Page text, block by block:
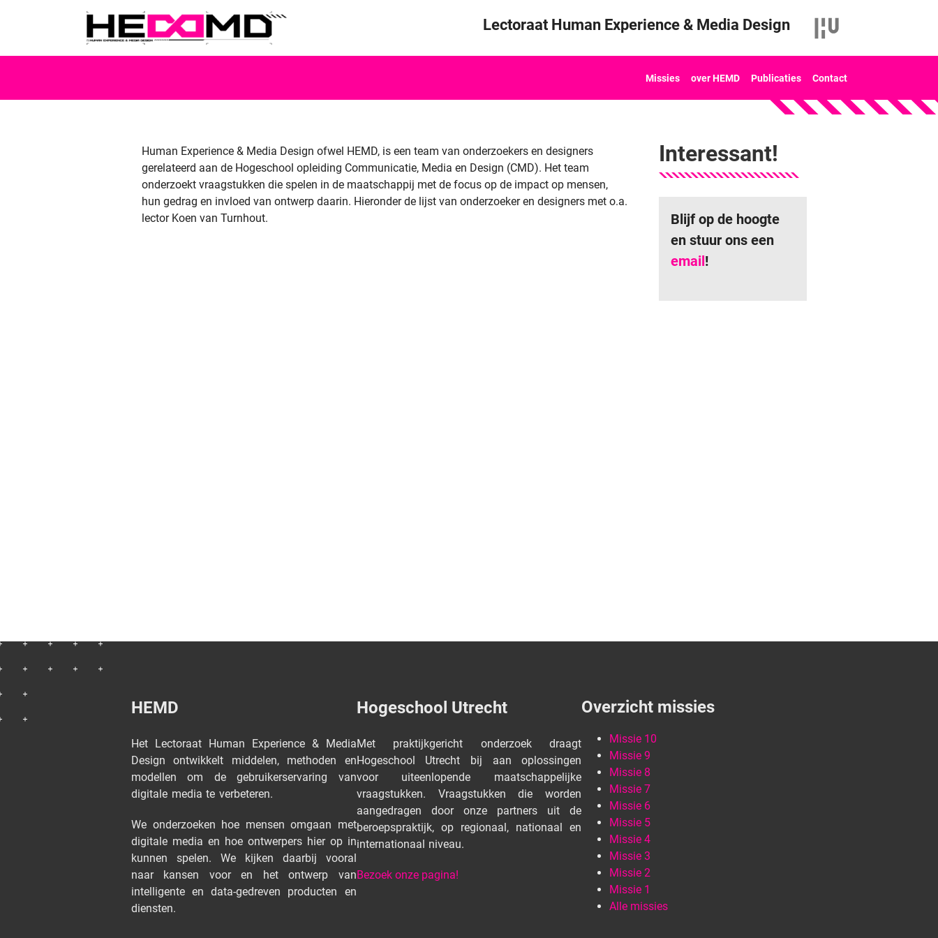
Lectoraat Human Experience & Media Design
Missies over HEMD Publicaties Contact
Human Experience & Media Design ofwel HEMD, is een team van onderzoekers en designers
gerelateerd aan de Hogeschool opleiding Communicatie, Media en Design (CMD). Het team
onderzoekt vraagstukken die spelen in de maatschappij met de focus op de impact op mensen,
hun gedrag en invloed van ontwerp daarin. Hieronder de lijst van onderzoeker en designers met o.a.
lector Koen van Turnhout.
Interessant!
Blijf op de hoogte
en stuur ons een
email!
HEMD
Het Lectoraat Human Experience & Media
Design ontwikkelt middelen, methoden en
modellen om de gebruikerservaring van
digitale media te verbeteren.
We onderzoeken hoe mensen omgaan met
digitale media en hoe ontwerpers hier op in
kunnen spelen. We kijken daarbij vooral
naar kansen voor en het ontwerp van
intelligente en data-gedreven producten en
diensten.
Hogeschool Utrecht
Met praktijkgericht onderzoek draagt
Hogeschool Utrecht bij aan oplossingen
voor uiteenlopende maatschappelijke
vraagstukken. Vraagstukken die worden
aangedragen door onze partners uit de
beroepspraktijk, op regionaal, nationaal en
internationaal niveau.
Bezoek onze pagina!
Overzicht missies
Missie 10
Missie 9
Missie 8
Missie 7
Missie 6
Missie 5
Missie 4
Missie 3
Missie 2
Missie 1
Alle missies